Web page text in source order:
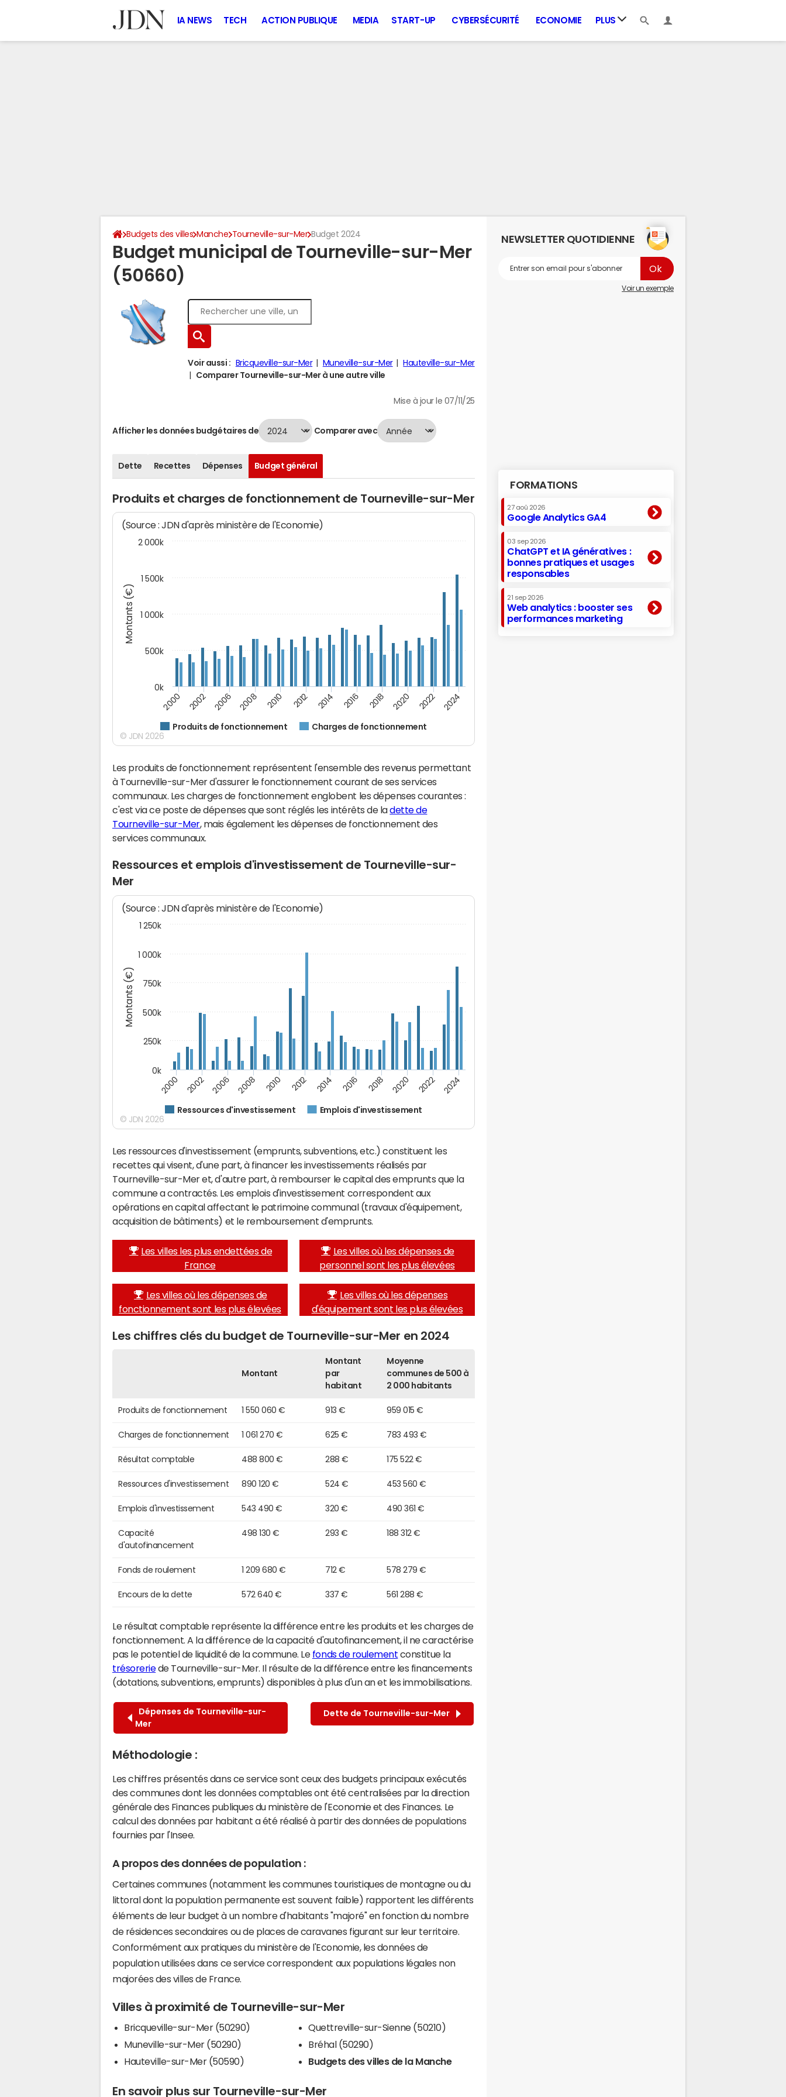
IA NEWS TECH ACTION PUBLIQUE MEDIA START-UP CYBERSÉCURITÉ ECONOMIE PLUS
Budgets des villes Manche Tourneville-sur-Mer Budget 2024
Budget municipal de Tourneville-sur-Mer
(50660)
Voir aussi : Bricqueville-sur-Mer Muneville-sur-Mer
Hauteville-sur-Mer
Comparer Tourneville-sur-Mer à une autre ville
Mise à jour le 07/11/25
Afficher les données budgétaires de Comparer avec
Dette Recettes Dépenses Budget général
Produits et charges de fonctionnement de Tourneville-sur-Mer
Montants (€)
(Source : JDN d'après ministère de l'Economie)
Produits de fonctionnement Charges de fonctionnement
2000 2002 2006 2008 2010 2012 2014 2016 2018 2020 2022 2024
0k
500k
1 000k
1 500k
2 000k
© JDN 2026
Les produits de fonctionnement représentent l'ensemble des revenus permettant
à Tourneville-sur-Mer d'assurer le fonctionnement courant de ses services
communaux. Les charges de fonctionnement englobent les dépenses courantes :
c'est via ce poste de dépenses que sont réglés les intérêts de ladette de
Tourneville-sur-Mer, mais également les dépenses de fonctionnement des
services communaux.
Ressources et emplois d'investissement de Tourneville-sur-
Mer
Montants (€)
(Source : JDN d'après ministère de l'Economie)
Ressources d'investissement Emplois d'investissement
2000 2002 2006 2008 2010 2012 2014 2016 2018 2020 2022 2024
0k
250k
500k
750k
1 000k
1 250k
© JDN 2026
Les ressources d'investissement (emprunts, subventions, etc.) constituent les
recettes qui visent, d'une part, à financer les investissements réalisés par
Tourneville-sur-Mer et, d'autre part, à rembourser le capital des emprunts que la
commune a contractés. Les emplois d'investissement correspondent aux
opérations en capital affectant le patrimoine communal (travaux d'équipement,
acquisition de bâtiments) et le remboursement d'emprunts.
Les villes les plus endettées de
France
Les villes où les dépenses de
personnel sont les plus élevées
Les villes où les dépenses de
fonctionnement sont les plus élevées
Les villes où les dépenses
d'équipement sont les plus élevées
Les chiffres clés du budget de Tourneville-sur-Mer en 2024
Montant
Montant
par
habitant
Moyenne
communes de 500 à
2 000 habitants
Produits de fonctionnement 1 550 060 € 913 € 959 015 €
Charges de fonctionnement 1 061 270 € 625 € 783 493 €
Résultat comptable 488 800 € 288 € 175 522 €
Ressources d'investissement 890 120 € 524 € 453 560 €
Emplois d'investissement 543 490 € 320 € 490 361 €
Capacité
d'autofinancement
498 130 € 293 € 188 312 €
Fonds de roulement 1 209 680 € 712 € 578 279 €
Encours de la dette 572 640 € 337 € 561 288 €
Le résultat comptable représente la différence entre les produits et les charges de
fonctionnement. A la différence de la capacité d'autofinancement, il ne caractérise
pas le potentiel de liquidité de la commune. Le fonds de roulement constitue la
trésoreriede Tourneville-sur-Mer. Il résulte de la différence entre les financements
(dotations, subventions, emprunts) disponibles à plus d'un an et les immobilisations.
Dépenses de Tourneville-sur-
Mer
Dette de Tourneville-sur-Mer
Méthodologie :
Les chiffres présentés dans ce service sont ceux des budgets principaux exécutés
des communes dont les données comptables ont été centralisées par la direction
générale des Finances publiques du ministère de l'Economie et des Finances. Le
calcul des données par habitant a été réalisé à partir des données de populations
fournies par l'Insee.
A propos des données de population :
Certaines communes (notamment les communes touristiques de montagne ou du
littoral dont la population permanente est souvent faible) rapportent les différents
éléments de leur budget à un nombre d'habitants "majoré" en fonction du nombre
de résidences secondaires ou de places de caravanes figurant sur leur territoire.
Conformément aux pratiques du ministère de l'Economie, les données de
population utilisées dans ce service correspondent aux populations légales non
majorées des villes de France.
Villes à proximité de Tourneville-sur-Mer
Bricqueville-sur-Mer (50290)
Muneville-sur-Mer (50290)
Hauteville-sur-Mer (50590)
Quettreville-sur-Sienne (50210)
Bréhal (50290)
Budgets des villes de la Manche
En savoir plus sur Tourneville-sur-Mer
NEWSLETTER QUOTIDIENNE
Voir un exemple
FORMATIONS
27 aoû 2026
Google Analytics GA4
03 sep 2026
ChatGPT et IA génératives :
bonnes pratiques et usages
responsables
21 sep 2026
Web analytics : booster ses
performances marketing